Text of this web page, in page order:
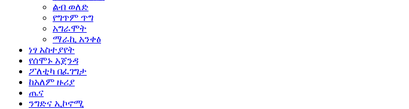
ልብ ወለድ
የግጥም ጥግ
አግራሞት
ማራኪ አንቀፅ
ነፃ አስተያየት
የሰሞኑ አጀንዳ
ፖለቲካ በፈገግታ
ከአለም ዙሪያ
ጤና
ንግድና ኢኮኖሚ